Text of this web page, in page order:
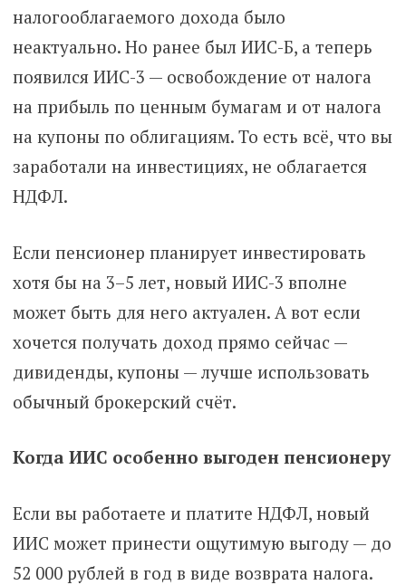
налогооблагаемого дохода было
неактуально. Но ранее был ИИС-Б, а теперь
появился ИИС-3 — освобождение от налога
на прибыль по ценным бумагам и от налога
на купоны по облигациям. То есть всё, что вы
заработали на инвестициях, не облагается
НДФЛ.
Если пенсионер планирует инвестировать
хотя бы на 3–5 лет, новый ИИС-3 вполне
может быть для него актуален. А вот если
хочется получать доход прямо сейчас —
дивиденды, купоны — лучше использовать
обычный брокерский счёт.
Когда ИИС особенно выгоден пенсионеру
Если вы работаете и платите НДФЛ, новый
ИИС может принести ощутимую выгоду — до
52 000 рублей в год в виде возврата налога.